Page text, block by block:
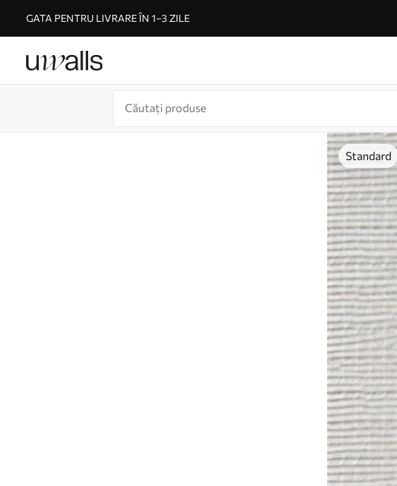
GATA PENTRU LIVRARE ÎN 1–3 ZILE
Standard